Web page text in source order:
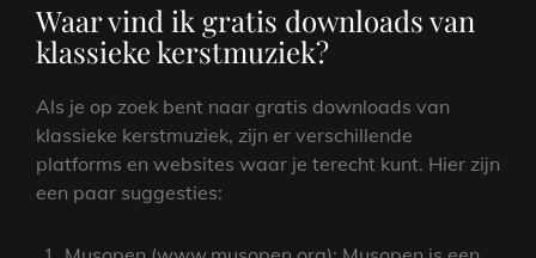
Waar vind ik gratis downloads van
klassieke kerstmuziek?
Als je op zoek bent naar gratis downloads van
klassieke kerstmuziek, zijn er verschillende
platforms en websites waar je terecht kunt. Hier zijn
een paar suggesties: